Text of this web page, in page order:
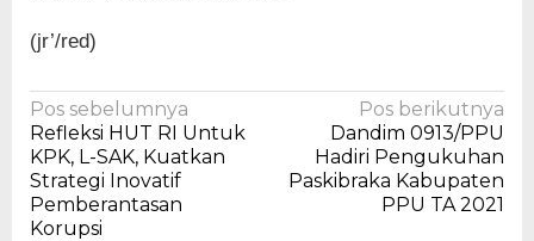
(jr’/red)
Navigasi
pos
Pos sebelumnya
Refleksi HUT RI Untuk
KPK, L-SAK, Kuatkan
Strategi Inovatif
Pemberantasan
Korupsi
Pos berikutnya
Dandim 0913/PPU
Hadiri Pengukuhan
Paskibraka Kabupaten
PPU TA 2021